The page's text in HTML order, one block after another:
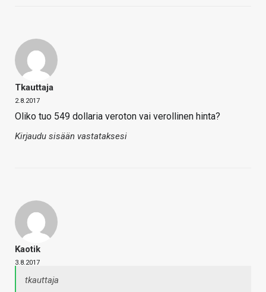
Tkauttaja
2.8.2017
Oliko tuo 549 dollaria veroton vai verollinen hinta?
Kirjaudu sisään vastataksesi
Kaotik
3.8.2017
tkauttaja